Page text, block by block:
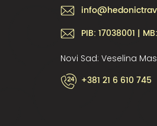
PIB: 17038001 |
Novi Sad: Veselina
+381 21 6 610 745